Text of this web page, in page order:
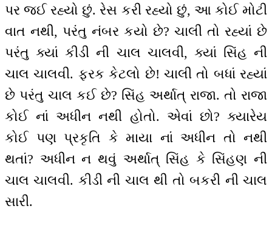
પર જઈ રહ્યો છું. રેસ કરી રહ્યો છું, આ કોઈ મોટી
વાત નથી, પરંતુ નંબર કયો છે? ચાલી તો રહ્યાં છે
પરંતુ ક્યાં કીડી ની ચાલ ચાલવી, ક્યાં સિંહ ની
ચાલ ચાલવી. ફરક કેટલો છે! ચાલી તો બધાં રહ્યાં
છે પરંતુ ચાલ કઈ છે? સિંહ અર્થાત્ રાજા. તો રાજા
કોઈ નાં અધીન નથી હોતો. એવાં છો? ક્યારેય
કોઈ પણ પ્રકૃતિ કે માયા નાં અધીન તો નથી
થતાં? અધીન ન થવું અર્થાત્ સિંહ કે સિંહણ ની
ચાલ ચાલવી. કીડી ની ચાલ થી તો બકરી ની ચાલ
સારી.